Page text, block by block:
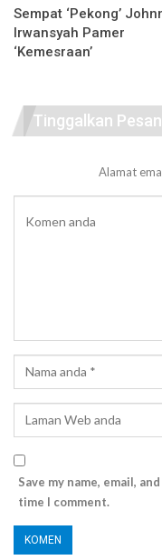
Sempat ‘Pekong’
Irwansyah Pamer
‘Kemesraan’
Tinggalkan
Alamat
Save my name, email,
time I comment.